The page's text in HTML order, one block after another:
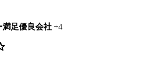
満足優良会社 +4